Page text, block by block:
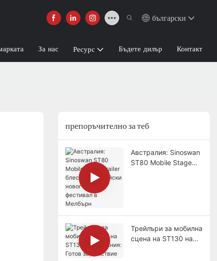
български
За нас Ресурс Бъдете дилър Контакт
препоръчително за теб
Австралия: Sinoswan
ST80 Mobile Stage
Трейлъри за мобилна
сцена на ST130 на